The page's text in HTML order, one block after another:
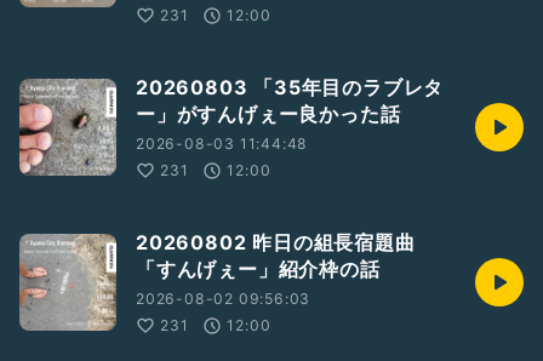
231
12:00
20260803 「35年目のラブレタ
ー」がすんげぇー良かった話
2026-08-03 11:44:48
231
12:00
20260802 昨日の組長宿題曲
「すんげぇー」紹介枠の話
2026-08-02 09:56:03
231
12:00